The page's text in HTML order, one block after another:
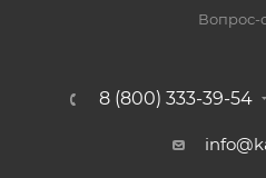
Вопрос-
8 (800) 333-39-54